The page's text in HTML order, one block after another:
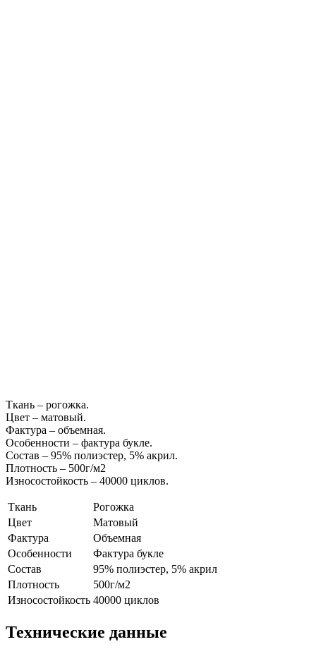
Ткань – рогожка.
Цвет – матовый.
Фактура – объемная.
Особенности – фактура букле.
Состав – 95% полиэстер, 5% акрил.
Плотность – 500г/м2
Износостойкость – 40000 циклов.
Ткань
Рогожка
Цвет
Матовый
Фактура
Объемная
Особенности
Фактура букле
Состав
95% полиэстер, 5% акрил
Плотность
500г/м2
Износостойкость 40000 циклов
Технические данные